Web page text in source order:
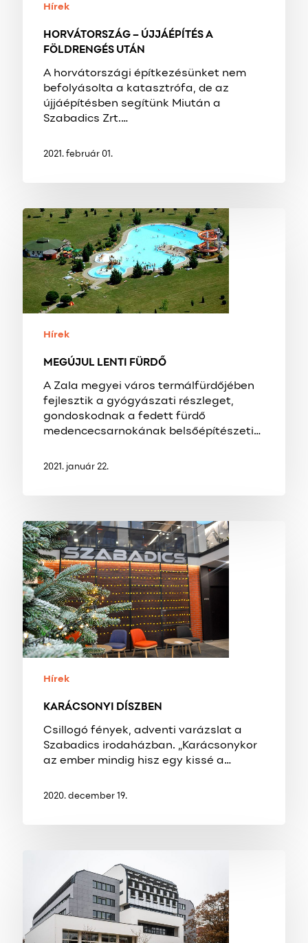
Hírek
HORVÁTORSZÁG – ÚJJÁÉPÍTÉS A
FÖLDRENGÉS UTÁN
A horvátországi építkezésünket nem
befolyásolta a katasztrófa, de az
újjáépítésben segítünk Miután a
Szabadics Zrt.…
2021. február 01.
MEGÚJUL
LENTI
FÜRDŐ
Hírek
MEGÚJUL LENTI FÜRDŐ
A Zala megyei város termálfürdőjében
fejlesztik a gyógyászati részleget,
gondoskodnak a fedett fürdő
medencecsarnokának belsőépítészeti…
2021. január 22.
KARÁCSONYI
DÍSZBEN
Hírek
KARÁCSONYI DÍSZBEN
Csillogó fények, adventi varázslat a
Szabadics irodaházban. „Karácsonykor
az ember mindig hisz egy kissé a…
2020. december 19.
KAPOSVÁRI
KORMÁNYHIVATAL